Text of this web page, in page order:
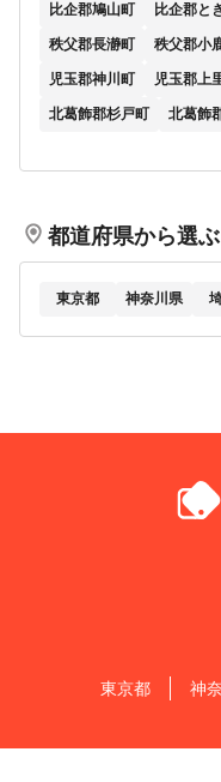
比企郡鳩山町 比企郡と
秩父郡長瀞町 秩父郡小
児玉郡神川町 児玉郡上
北葛飾郡杉戸町 北葛飾
都道府県から選ぶ
東京都 神奈川県
東京都
神